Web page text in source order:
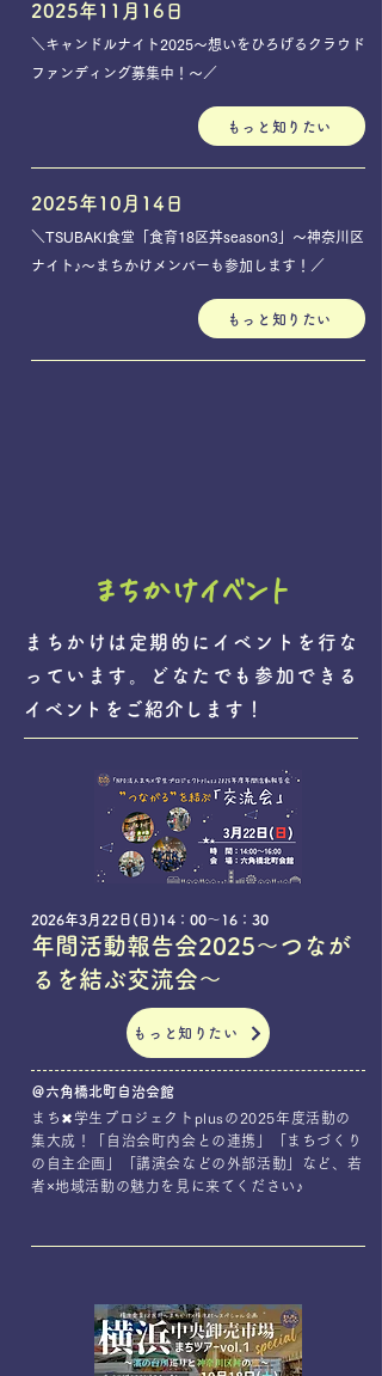
2025年11月16日
＼キャンドルナイト2025～想いをひろげるクラウド
ファンディング募集中！～／
もっと知りたい
2025年10月14日
＼TSUBAKI食堂「食育18区丼season3」～神奈川区
ナイト♪～まちかけメンバーも参加します！／
もっと知りたい
まちかけイベント
まちかけは定期的にイベントを行な
っています。どなたでも参加できる
イベントをご紹介します！
2026年3月22日(日)14：00～16：30
年間活動報告会2025～つなが
るを結ぶ交流会～
もっと知りたい
＠六角橋北町自治会館
まち✖学生プロジェクトplusの2025年度活動の
集大成！「自治会町内会との連携」「まちづくり
の自主企画」「講演会などの外部活動」など、若
者×地域活動の魅力を見に来てください♪